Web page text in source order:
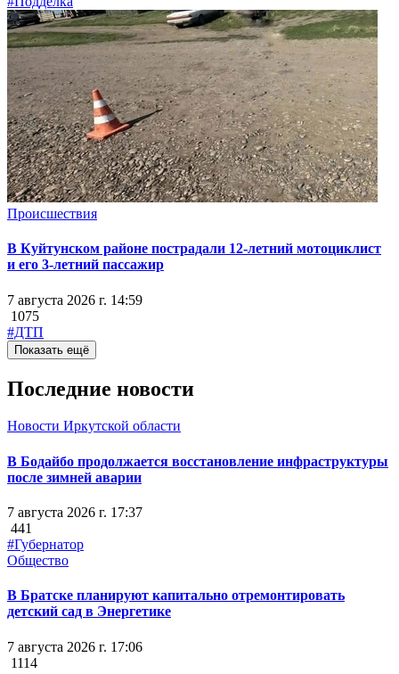
Происшествия
В Куйтунском районе пострадали 12-летний мотоциклист
и его 3-летний пассажир
7 августа 2026 г. 14:59
1075
#ДТП
Показать ещё
Последние новости
Новости Иркутской области
В Бодайбо продолжается восстановление инфраструктуры
после зимней аварии
7 августа 2026 г. 17:37
441
#Губернатор
Общество
В Братске планируют капитально отремонтировать
детский сад в Энергетике
7 августа 2026 г. 17:06
1114